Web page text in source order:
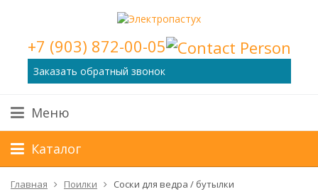
+7 (903) 872-00-05
Заказать обратный звонок
Меню
Каталог
Главная Поилки Соски для ведра / бутылки